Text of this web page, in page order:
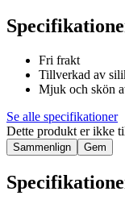
Fri frakt
Tillverkad av
Mjuk och skön
Se alle specifikationer
Dette produkt er ikke
Sammenlign Gem